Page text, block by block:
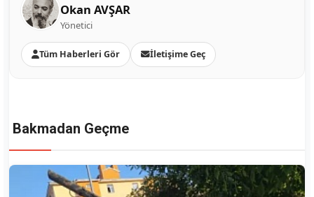
Okan AVŞAR
Yönetici
Tüm Haberleri Gör İletişime Geç
Bakmadan Geçme